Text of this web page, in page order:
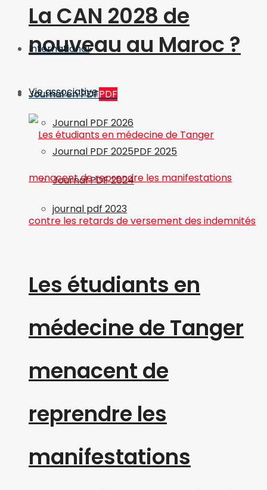
La CAN 2028 de
nouveau au Maroc ?
Journal en PDFPDF
Journal PDF 2026
Journal PDF 2025PDF 2025
Journal PDF 2024
journal pdf 2023
International
Vie associative
Les étudiants en
médecine de Tanger
menacent de
reprendre les
manifestations